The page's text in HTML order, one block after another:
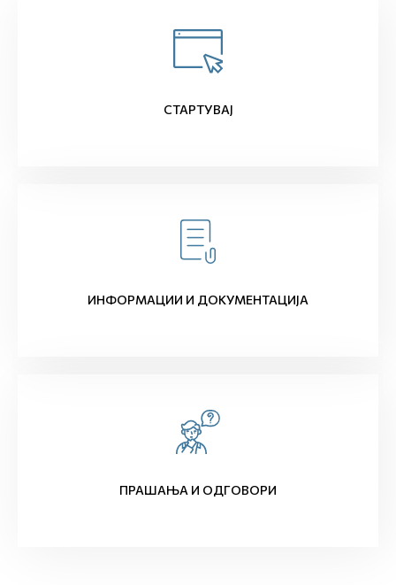
СТАРТУВАЈ
ИНФОРМАЦИИ И ДОКУМЕНТАЦИЈА
ПРАШАЊА И ОДГОВОРИ